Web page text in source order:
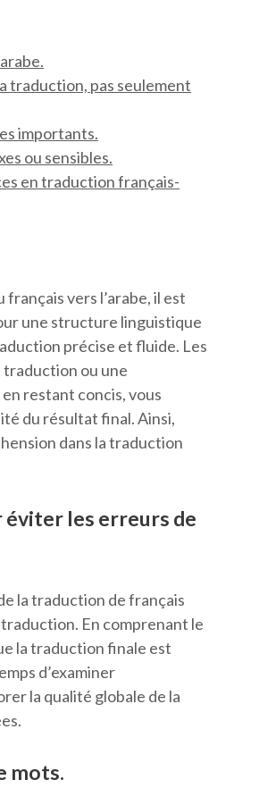
traduction, pas seulement
importants.
ou sensibles.
en traduction français-
vers l’arabe, il est
une structure linguistique
précise et fluide. Les
traduction ou une
restant concis, vous
du résultat final. Ainsi,
dans la traduction
les erreurs de
la traduction de français
En comprenant le
la traduction finale est
d’examiner
la qualité globale de la
mots.